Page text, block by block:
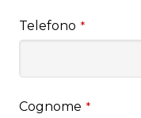
Telefono *
Cognome *